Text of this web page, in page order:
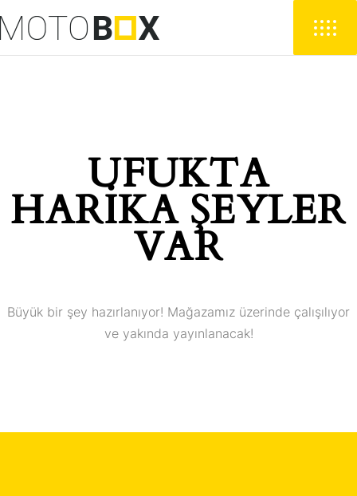
UFUKTA
HARIKA ŞEYLER
VAR
Büyük bir şey hazırlanıyor! Mağazamız üzerinde çalışılıyor
ve yakında yayınlanacak!